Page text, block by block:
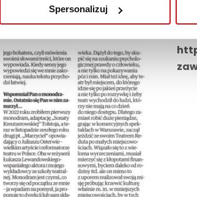
Spersonalizuj